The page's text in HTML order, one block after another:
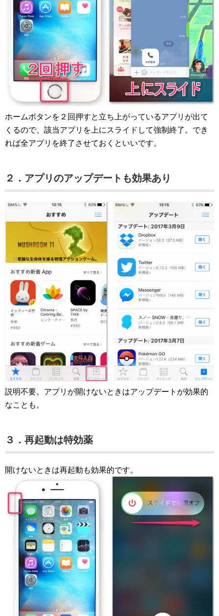
ホームボタンを２回押すと立ち上がっているアプリが出て
くるので、該当アプリを上にスライドして強制終了。でき
れば全アプリを終了させておくといいです。
２．アプリのアップデートも効果あり
説明不要。アプリが開けないときはアップデートが効果的
なことも。
３．再起動は特効薬
開けないときは再起動も効果的です。